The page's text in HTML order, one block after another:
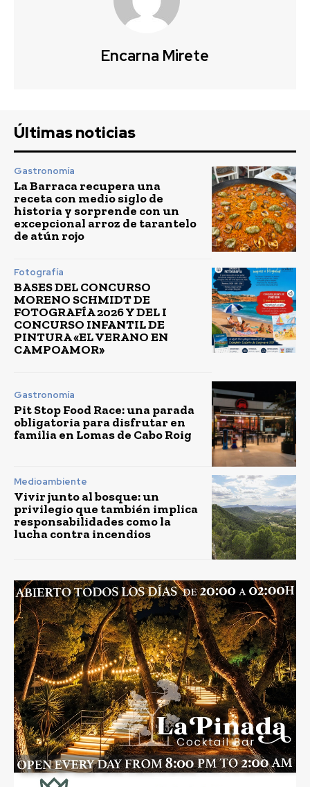
Encarna Mirete
Últimas noticias
Gastronomía
La Barraca recupera una
receta con medio siglo de
historia y sorprende con un
excepcional arroz de tarantelo
de atún rojo
Fotografía
BASES DEL CONCURSO
MORENO SCHMIDT DE
FOTOGRAFÍA 2026 Y DEL I
CONCURSO INFANTIL DE
PINTURA «EL VERANO EN
CAMPOAMOR»
Gastronomía
Pit Stop Food Race: una parada
obligatoria para disfrutar en
familia en Lomas de Cabo Roig
Medioambiente
Vivir junto al bosque: un
privilegio que también implica
responsabilidades como la
lucha contra incendios